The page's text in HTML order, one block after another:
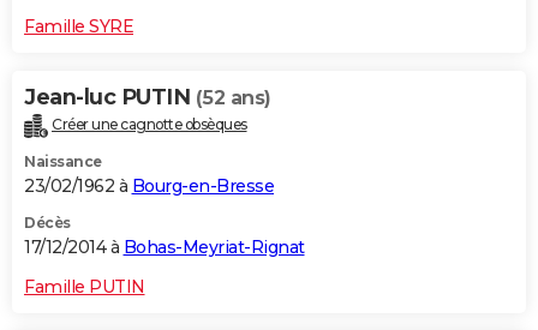
Famille SYRE
Jean-luc PUTIN (52 ans)
Créer une cagnotte obsèques
Naissance
23/02/1962 à Bourg-en-Bresse
Décès
17/12/2014 à Bohas-Meyriat-Rignat
Famille PUTIN